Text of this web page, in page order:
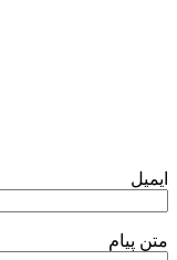
ایمیل
متن پیام